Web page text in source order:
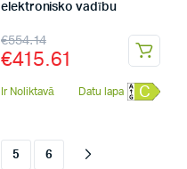
elektronisko vadību
€554.14
€415.61
Ir Noliktavā Datu lapa C
5 6